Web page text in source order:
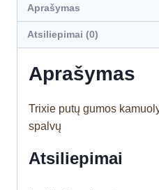
Aprašymas
Atsiliepimai (0)
Aprašymas
Trixie putų gumos
spalvų
Atsiliepimai